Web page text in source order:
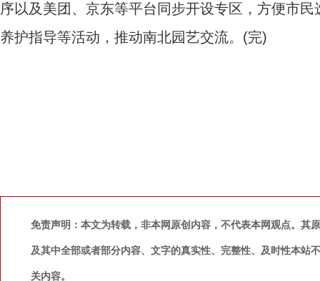
序以及美团、京东等平台同步开设专区，方便市
养护指导等活动，推动南北园艺交流。(完)
免责声明：本文为转载，非本网原创内容，不代表本网观点。其
及其中全部或者部分内容、文字的真实性、完整性、及时性本站
关内容。